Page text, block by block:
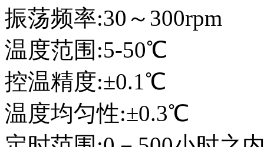
振荡频率:30～300rpm
温度范围:5-50℃
控温精度:±0.1℃
温度均匀性:±0.3℃